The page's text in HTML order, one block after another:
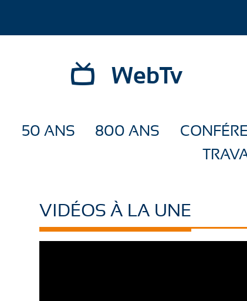
WebTv
50 ANS 800 ANS
VIDÉOS À LA UNE